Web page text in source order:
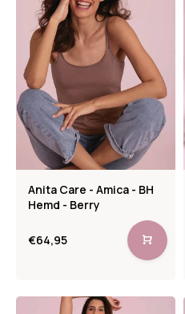
Anita Care - Amica - BH
Hemd - Berry
€64,95